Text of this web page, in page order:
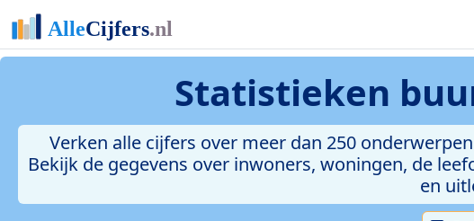
Statistieken
Verken alle cijfers over meer dan 250
Bekijk de gegevens over inwoners, woningen, de
en